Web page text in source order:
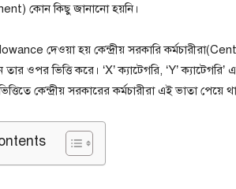
কোন কিছু জানানো হয়নি।
দেওয়া হয় কেন্দ্রীয় সরকারি
ওপর ভিত্তি করে। ‘X’ ক্যাটেগরি, ‘Y’ ক্যাটেগরি’
কেন্দ্রীয় সরকারের কর্মচারীরা এই ভাতা পেয়ে